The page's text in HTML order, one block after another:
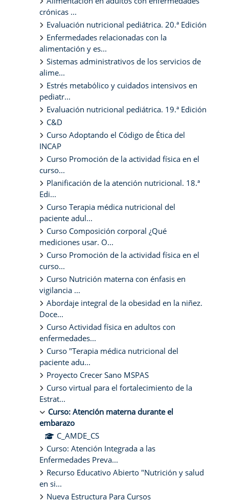
crónicas ...
Evaluación nutricional pediátrica. 20.ª Edición
Enfermedades relacionadas con la
alimentación y es...
Sistemas administrativos de los servicios de
alime...
Estrés metabólico y cuidados intensivos en
pediatr...
Evaluación nutricional pediátrica. 19.ª Edición
C&D
Curso Adoptando el Código de Ética del
INCAP
Curso Promoción de la actividad física en el
curso...
Planificación de la atención nutricional. 18.ª
Edi...
Curso Terapia médica nutricional del
paciente adul...
Curso Composición corporal ¿Qué
mediciones usar. O...
Curso Promoción de la actividad física en el
curso...
Curso Nutrición materna con énfasis en
vigilancia ...
Abordaje integral de la obesidad en la niñez.
Doce...
Curso Actividad física en adultos con
enfermedades...
Curso "Terapia médica nutricional del
paciente adu...
Proyecto Crecer Sano MSPAS
Curso virtual para el fortalecimiento de la
Estrat...
Curso: Atención materna durante el
embarazo
C_AMDE_CS
Curso: Atención Integrada a las
Enfermedades Preva...
Recurso Educativo Abierto "Nutrición y salud
en si...
Nueva Estructura Para Cursos